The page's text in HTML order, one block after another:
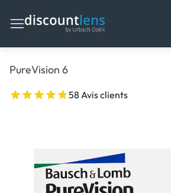
PureVision 6
58 Avis clients